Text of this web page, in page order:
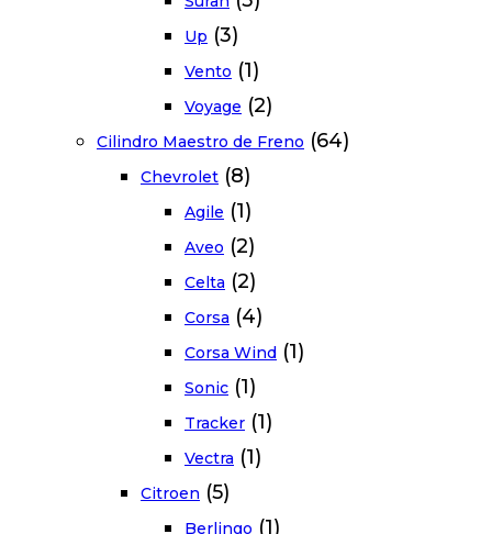
Up (3)
Vento (1)
Voyage (2)
Cilindro Maestro de Freno (64)
Chevrolet (8)
Agile (1)
Aveo (2)
Celta (2)
Corsa (4)
Corsa Wind (1)
Sonic (1)
Tracker (1)
Vectra (1)
Citroen (5)
Berlingo (1)